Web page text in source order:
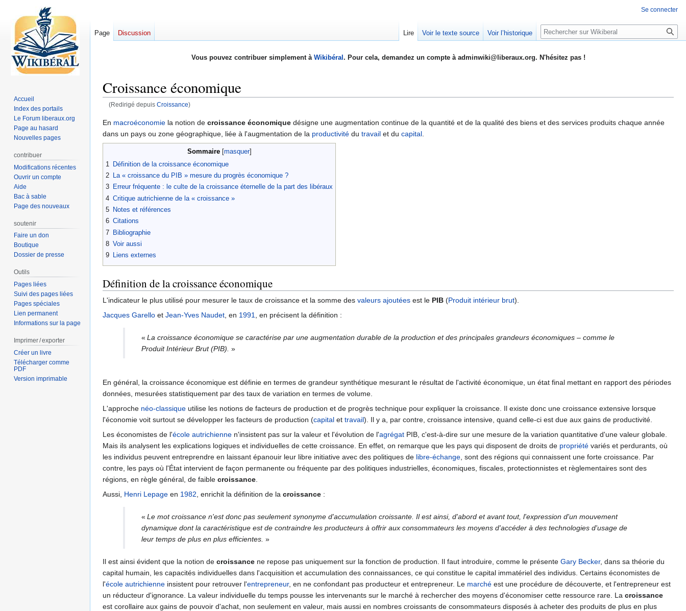
Vous pouvez contribuer simplement à Wikibéral . Pour cela, demandez un compte à adminwiki@liberaux.org. N'hésitez pas !
Croissance économique
(Redirigé depuis Croissance)
Aller
à
la
Aller
à
la
En macroéconomie la notion de croissance économique désigne une augmentation continue de la quantité et de la qualité des biens et des services produits chaque année
dans un pays ou zone géographique, liée à l'augmentation de la productivité du travail et du capital
Sommaire
1
Définition de la croissance économique
2
La « croissance du PIB » mesure du progrès économique ?
3 Erreur fréquente : le culte de la croissance éternelle de la part des libéraux
4 Critique autrichienne de la « croissance »
5 Notes et références
6 Citations
7 Bibliographie
8 Voir aussi
9 Liens externes
Définition de la croissance économique
L'indicateur le plus utilisé pour mesurer le taux de croissance et la somme des valeurs ajoutées est le PIB (Produit intérieur brut).
Jacques Garello et Jean-Yves Naudet , en 1991 , en précisent la définition :
« La croissance économique se caractérise par une augmentation durable de la production et des principales grandeurs économiques – comme le
Produit Intérieur Brut (PIB). »
En général, la croissance économique est définie en termes de grandeur synthétique mesurant le résultat de l'activité économique, un état final mettant en rapport des périodes
données, mesurées statistiquement par des taux de variation en termes de volume.
L'approche néo-classique utilise les notions de facteurs de production et de progrès technique pour expliquer la croissance. Il existe donc une croissance extensive lorsque
l'économie voit surtout se développer les facteurs de production (capital et travail). Il y a, par contre, croissance intensive, quand celle-ci est due aux gains de productivité.
Les économistes de l'école autrichienne n'insistent pas sur la valeur et l'évolution de l'agrégat PIB, c'est-à-dire sur une mesure de la variation quantitative d'une valeur globale.
Mais ils analysent les explications logiques et individuelles de cette croissance. En effet, on remarque que les pays qui disposent de droits de propriété variés et perdurants, où
les individus peuvent entreprendre en laissant épanouir leur libre initiative avec des politiques de libre-échange , sont des régions qui connaissent une forte croissance. Par
contre, les pays où l'État intervient de façon permanente ou fréquente par des politiques industrielles, économiques, fiscales, protectionnistes et règlementaires sont des
régions, en règle général, de faible croissance
Aussi, Henri Lepage en 1982 , enrichit la définition de la croissance :
« Le mot croissance n'est donc pas seulement synonyme d'accumulation croissante. Il est ainsi, d'abord et avant tout, l'expression d'un mouvement
dynamique dont la caractéristique est de contraindre les producteurs à offrir aux consommateurs les moyens d'accéder à des technologies d'usage de
leur temps de plus en plus efficientes. »
Il est ainsi évident que la notion de croissance ne repose pas uniquement sur la fonction de production. Il faut introduire, comme le présente Gary Becker, dans sa théorie du
capital humain, les capacités individuelles dans l'acquisition et accumulation des connaissances, ce qui constitue le capital immatériel des individus. Certains économistes de
l'école autrichienne insistent pour retrouver l'entrepreneur, en ne confondant pas producteur et entrepreneur. Le marché est une procédure de découverte, et l'entrepreneur est
un réducteur d'ignorance. La valeur individuelle du temps pousse les intervenants sur le marché à rechercher des moyens d'économiser cette ressource rare. La croissance
est corollaire aux gains de pouvoir d'achat, non seulement en valeur, mais aussi en nombres croissants de consommateurs disposés à acheter des produits de plus en plus
Se connecter
Page Discussion Lire Voir le texte source Voir l’historique Rechercher
Accueil
Index des portails
Le Forum liberaux.org
Page au hasard
Nouvelles pages
contribuer
Modifications récentes
Ouvrir un compte
Aide
Bac à sable
Page des nouveaux
soutenir
Faire un don
Boutique
Dossier de presse
Outils
Pages liées
Suivi des pages liées
Pages spéciales
Lien permanent
Informations sur la page
Imprimer / exporter
Créer un livre
Télécharger comme
PDF
Version imprimable